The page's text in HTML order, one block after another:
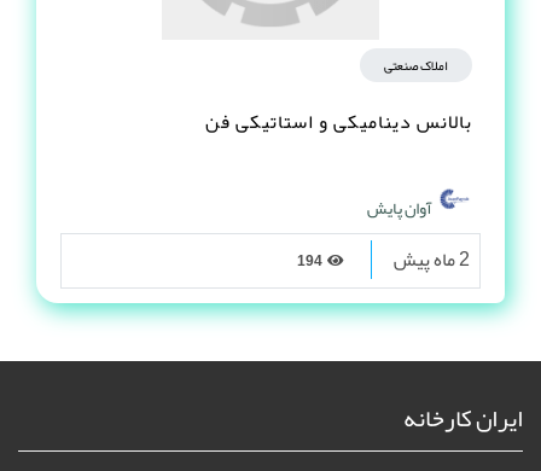
املاک صنعتی
بالانس دینامیکی و استاتیکی فن
آوان پایش
2 ماه پیش
ایران کارخانه